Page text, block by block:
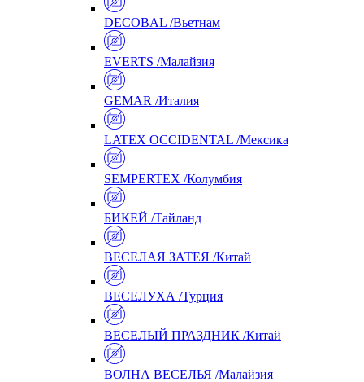
DECOBAL /Вьетнам
EVERTS /Малайзия
GEMAR /Италия
LATEX OCCIDENTAL /Мексика
SEMPERTEX /Колумбия
БИКЕЙ /Тайланд
ВЕСЕЛАЯ ЗАТЕЯ /Китай
ВЕСЕЛУХА /Турция
ВЕСЕЛЫЙ ПРАЗДНИК /Китай
ВОЛНА ВЕСЕЛЬЯ /Малайзия